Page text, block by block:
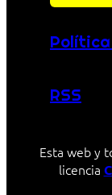
RSS
Esta web y
licencia